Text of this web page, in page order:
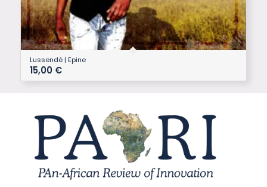
Lussendé | Epine
15,00 €